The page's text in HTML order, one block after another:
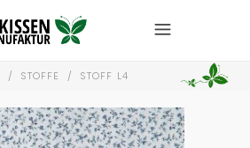
/ STOFFE / STOFF L4